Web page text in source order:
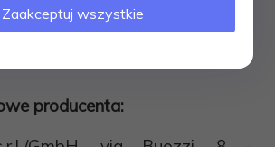
producenta:
Zaakceptuj wszystkie